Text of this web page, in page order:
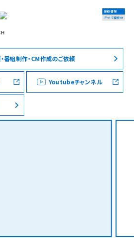
集合住宅オーナーの方
料金シミュレーション
接続情報
IPv4で接続中
番組制作・CM作成のご依頼
Youtubeチャンネル